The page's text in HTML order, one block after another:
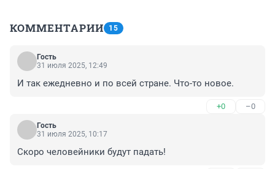
КОММЕНТАРИИ 15
Гость
31 июля 2025, 12:49
И так ежедневно и по всей стране. Что-то новое.
+0 –0
Гость
31 июля 2025, 10:17
Скоро человейники будут падать!